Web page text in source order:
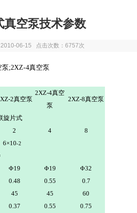
真空泵技术参数
06-15 点击次数：6757次
;2XZ-4真空泵
2真空泵
2XZ-4真空
泵
2XZ-8真空泵
旋片式
2 4
8
6×10-2
Φ19 Φ19
Φ32
0.48 0.55
0.7
45 45
60
0.37 0.55 0.75